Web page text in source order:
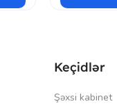
Keçidlər
Şəxsi kabinet